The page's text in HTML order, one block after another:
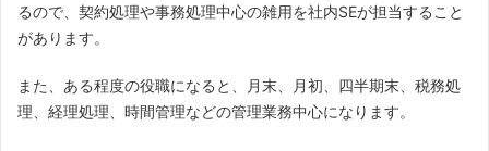
るので、契約処理や事務処理中心の雑用を社内SEが担当すること
があります。
また、ある程度の役職になると、月末、月初、四半期末、税務処
理、経理処理、時間管理などの管理業務中心になります。